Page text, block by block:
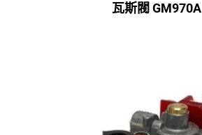
瓦斯閥 GM970A